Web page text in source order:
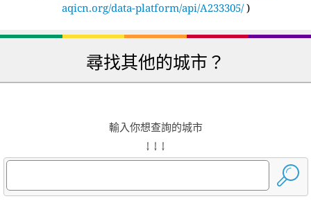
aqicn.org/data-platform/api/A233305/)
尋找其他的城市？
輸入你想查詢的城市
↓ ↓ ↓